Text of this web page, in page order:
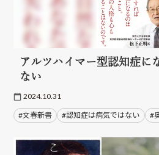
アルツハイマー型認知症に
ない
2024.10.31
#文春新書 #認知症は病気ではない #